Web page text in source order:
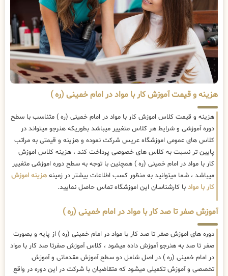
هزینه و قیمت آموزش کار با مواد در امام خمینی (ره )
هزینه و قیمت کلاس اموزش کار با مواد در امام خمینی (ره ) متناسب با سطح
دوره آموزشی و شرایط هر کلاس متغییر میباشد بطوریکه هنرجو میتواند در
کلاس های عمومی اموزشگاه عریس شرکت نموده و هزینه و قیمتی به مراتب
پایین تر نسبت به کلاس های خصوصی پرداخت کند ، هزینه کلاس اموزش
کار با مواد در امام خمینی (ره ) همچنین با توجه به سطح دوره اموزشی متغییر
میباشد ، شما میتوانید به منظور کسب اطلاعات بیشتر در زمینه هزینه اموزش
کار با مواد با کارشناسان این اموزشگاه تماس حاصل نمایید.
آموزش صفر تا صد کار با مواد در امام خمینی (ره )
دوره های اموزش صفر تا صد کار با مواد در امام خمینی (ره ) از پایه و بصورت
صفر تا صد به هنرجو آموزش داده میشود ، کلاس آموزش صفرتا صد کار با مواد
در امام خمینی (ره ) در اصل شامل دو سطح آموزش مقدماتی و آموزش
تخصصی و آموزش تکمیلی میشود که متقاضیان با شرکت در این دوره در واقع